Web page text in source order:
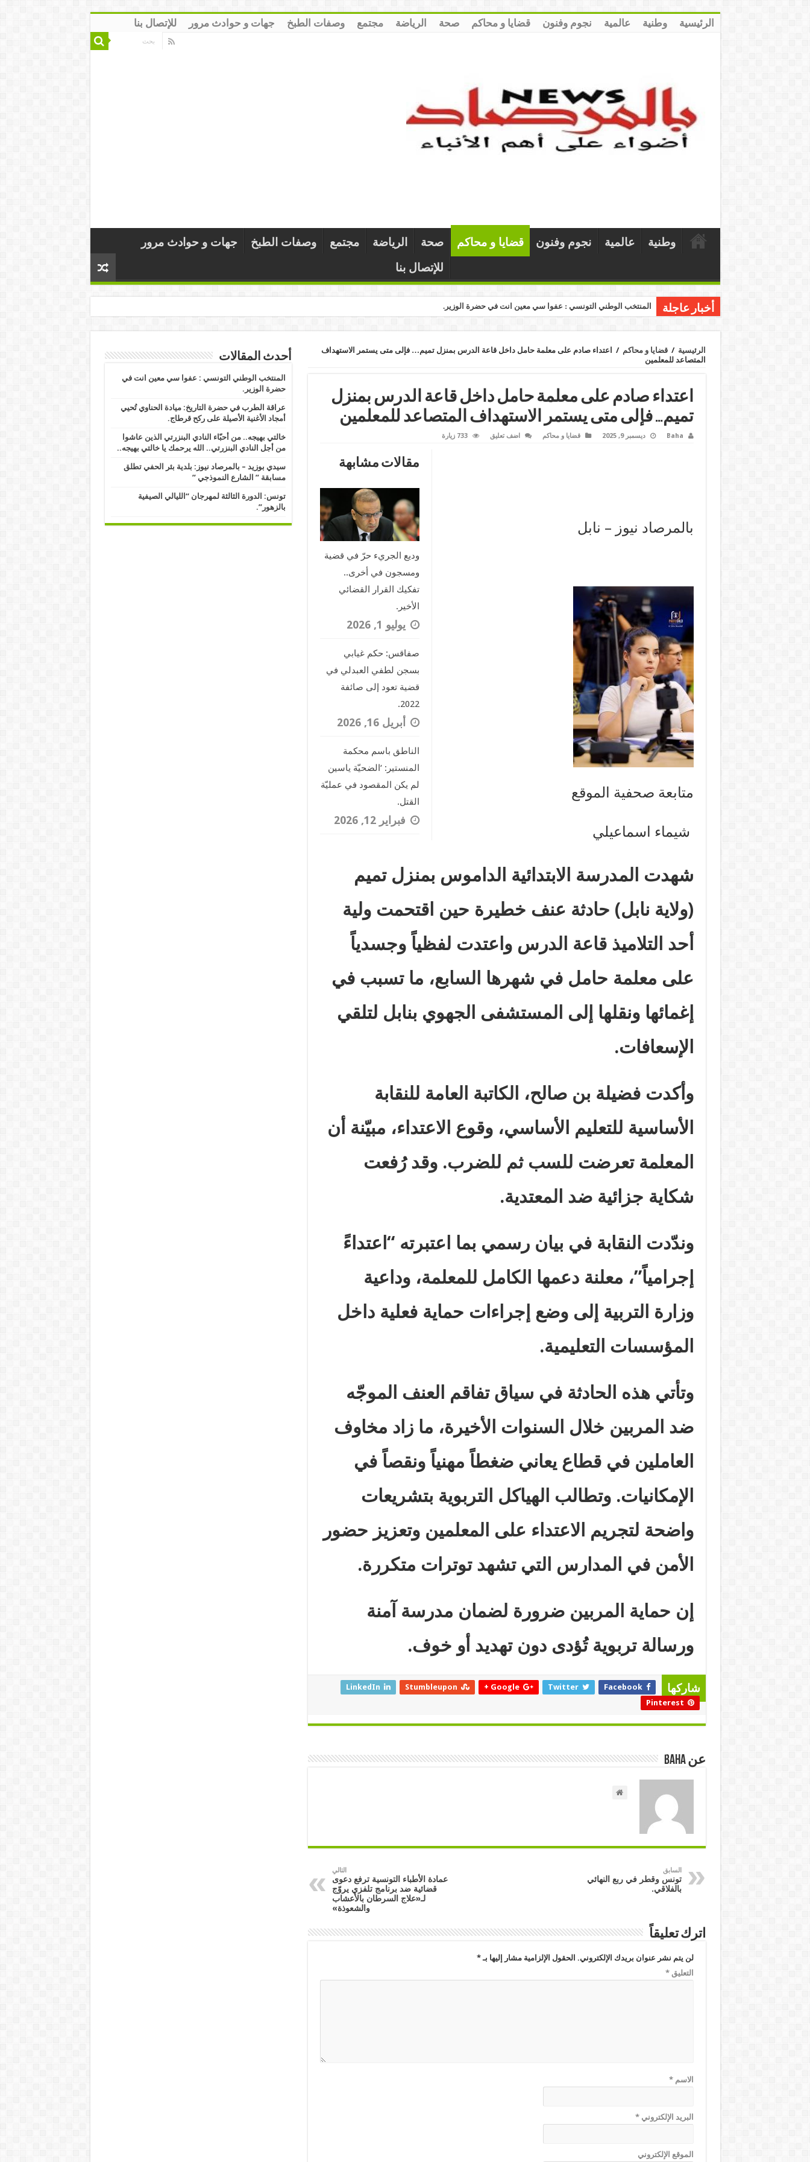
الرئيسية وطنية عالمية نجوم وفنون قضايا و محاكم صحة الرياضة مجتمع وصفات الطبخ جهات و حوادث مرور للإتصال بنا
وطنية عالمية نجوم وفنون قضايا و محاكم صحة الرياضة مجتمع وصفات الطبخ
جهات و حوادث مرور
للإتصال بنا
أخبار عاجلة المنتخب الوطني التونسي : عفوا سي معين انت في حضرة الوزير.
الرئيسية / قضايا و محاكم /
اعتداء صادم على معلمة حامل داخل قاعة الدرس بمنزل تميم… فإلى متى يستمر الاستهداف
المتصاعد للمعلمين
اعتداء صادم على معلمة حامل داخل قاعة الدرس بمنزل
تميم… فإلى متى يستمر الاستهداف المتصاعد للمعلمين
Baha ديسمبر 9, 2025 قضايا و محاكم اضف تعليق 733 زيارة
مقالات مشابهة
وديع الجريء حرّ في قضية
ومسجون في أخرى..
تفكيك القرار القضائي
الأخير.
يوليو 1, 2026
صفاقس: حكم غيابي
بسجن لطفي العبدلي في
قضية تعود إلى صائفة
2022.
أبريل 16, 2026
الناطق باسم محكمة
المنستير: ‘الضحيّة ياسين
لم يكن المقصود في عمليّة
القتل.
فبراير 12, 2026
بالمرصاد نيوز – نابل
متابعة صحفية الموقع
شيماء اسماعيلي
شهدت المدرسة الابتدائية الداموس بمنزل تميم
(ولاية نابل) حادثة عنف خطيرة حين اقتحمت ولية
أحد التلاميذ قاعة الدرس واعتدت لفظياً وجسدياً
على معلمة حامل في شهرها السابع، ما تسبب في
إغمائها ونقلها إلى المستشفى الجهوي بنابل لتلقي
الإسعافات.
وأكدت فضيلة بن صالح، الكاتبة العامة للنقابة
الأساسية للتعليم الأساسي، وقوع الاعتداء، مبيّنة أن
المعلمة تعرضت للسب ثم للضرب. وقد رُفعت
شكاية جزائية ضد المعتدية.
وندّدت النقابة في بيان رسمي بما اعتبرته “اعتداءً
إجرامياً”، معلنة دعمها الكامل للمعلمة، وداعية
وزارة التربية إلى وضع إجراءات حماية فعلية داخل
المؤسسات التعليمية.
وتأتي هذه الحادثة في سياق تفاقم العنف الموجّه
ضد المربين خلال السنوات الأخيرة، ما زاد مخاوف
العاملين في قطاع يعاني ضغطاً مهنياً ونقصاً في
الإمكانيات. وتطالب الهياكل التربوية بتشريعات
واضحة لتجريم الاعتداء على المعلمين وتعزيز حضور
الأمن في المدارس التي تشهد توترات متكررة.
إن حماية المربين ضرورة لضمان مدرسة آمنة
ورسالة تربوية تُؤدى دون تهديد أو خوف.
شاركها Facebook
Twitter
Google +
Stumbleupon
LinkedIn
Pinterest
عن Baha
السابق
تونس وقطر في ربع النهائي
بالفلاقي.
التالي
عمادة الأطباء التونسية ترفع دعوى
قضائية ضد برنامج تلفزي يروّج
لـ«علاج السرطان بالأعشاب
والشعوذة»
اترك تعليقاً
لن يتم نشر عنوان بريدك الإلكتروني. الحقول الإلزامية مشار إليها بـ*
التعليق*
الاسم*
البريد الإلكتروني*
الموقع الإلكتروني
أحدث المقالات
المنتخب الوطني التونسي : عفوا سي معين انت في
حضرة الوزير.
عراقة الطرب في حضرة التاريخ: ميادة الحناوي تُحيي
أمجاد الأغنية الأصيلة على ركح قرطاج.
خالتي بهيجه.. من أحبّاء النادي البنزرتي الذين عاشوا
من أجل النادي البنزرتي.. الله يرحمك يا خالتي بهيجه..
سيدي بوزيد – بالمرصاد نيوز: بلدية بئر الحفي تطلق
مسابقة ” الشارع النموذجي ” ​
تونس: الدورة الثالثة لمهرجان “الليالي الصيفية
بالزهور”.